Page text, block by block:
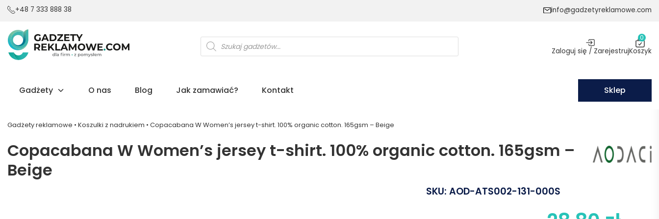
+48 7 333 888 38 info@gadzetyreklamowe.com
Wyszukiwarka
produktów Zaloguj się / Zarejestruj
0
Koszyk
Gadżety O nas Blog Jak zamawiać? Kontakt Sklep
Gadżety reklamowe • Koszulki z nadrukiem • Copacabana W Women’s jersey t-shirt. 100% organic cotton. 165gsm – Beige
Copacabana W Women’s jersey t-shirt. 100% organic cotton. 165gsm –
Beige
SKU:AOD-ATS002-131-000S